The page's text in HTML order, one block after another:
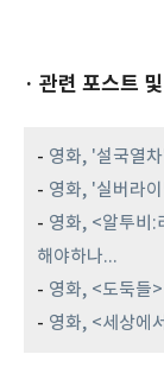
· 관련 포스트
- 영화, '설국열
- 영화, '실버라
- 영화, <알투비:
해야하나...
- 영화, <도둑들
- 영화, <세상에